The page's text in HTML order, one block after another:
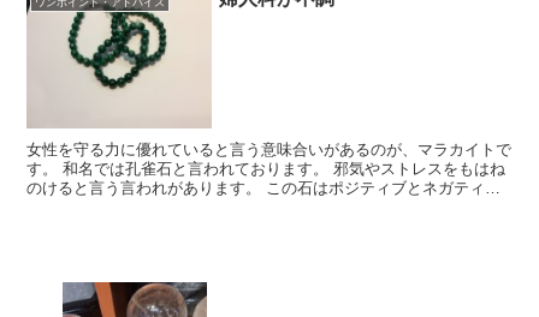
女性を守る力に優れていると言う意味合いがあるのが、マラカイトで
す。 和名では孔雀石と言われております。 邪気やストレスをもはね
のけると言う言われがあります。 この石はポジティブとネガティブ